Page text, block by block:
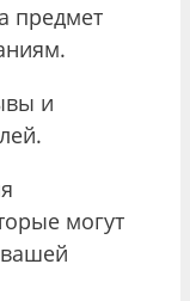
предмет
и
могут